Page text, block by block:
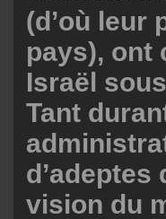
(d’où leur
pays), ont
Israël
Tant
vision du